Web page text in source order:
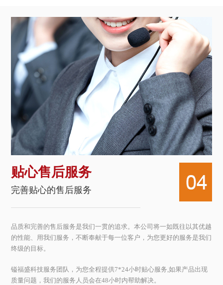
贴心售后服务
完善贴心的售后服务
品质和完善的售后服务是我们一贯的追求。本公司将一如既往以其优越
的性能、用我们服务，不断奉献于每一位客户，为您更好的服务是我们
终级的目标。
镒福盛科技服务团队，为您全程提供7*24小时贴心服务,如果产品出现
质量问题，我们的服务人员会在48小时内帮助解决。